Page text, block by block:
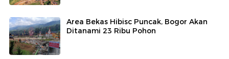
Area Bekas Hibisc Puncak, Bogor Akan
Ditanami 23 Ribu Pohon